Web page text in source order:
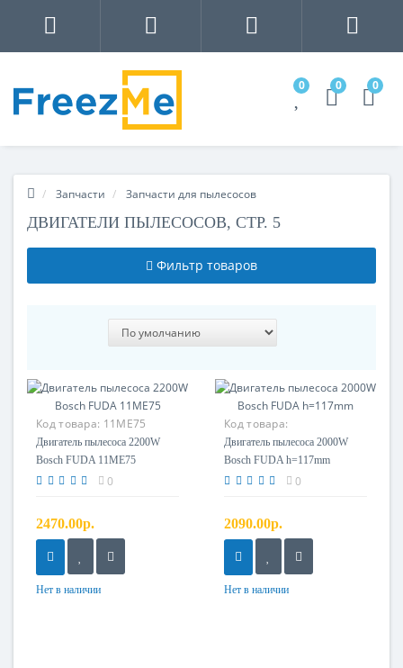
0 0 0
Запчасти Запчасти для пылесосов
ДВИГАТЕЛИ ПЫЛЕСОСОВ, СТР. 5
Фильтр товаров
Код товара: 11ME75
Двигатель пылесоса 2200W
Bosch FUDA 11ME75
0
2470.00р.
Нет в наличии
Код товара:
Двигатель пылесоса 2000W
Bosch FUDA h=117mm
0
2090.00р.
Нет в наличии